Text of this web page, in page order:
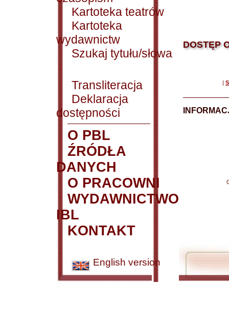
Kartoteka teatrów
Kartoteka
wydawnictw
Szukaj tytułu/słowa
Transliteracja
Deklaracja
dostępności
O PBL
ŹRÓDŁA
DANYCH
O PRACOWNI
WYDAWNICTWO
IBL
KONTAKT
English version
DOSTĘP
|